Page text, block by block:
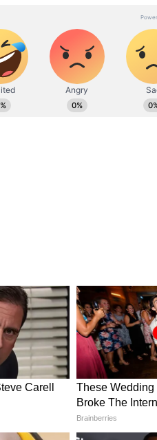
ও অভিযানের
হয়েছিল।
এর আগে, তিনি ১
কমান্ডের জেনারেল
এই কর্তা ন্যাশনাল
১৯৮৫ সালের ১৪
তিনি ব্রিটেনের
অবস্থিত ন্যাশনাল ডিফেন্স
'মাস্টার অফ আর্টস'
Studies) এম.ফিল.